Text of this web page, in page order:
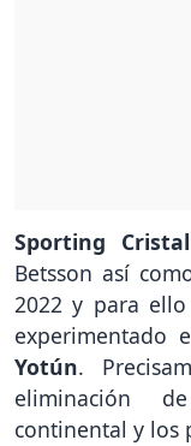
Sporting Cristal
Betsson así
2022 y para
experimentado
Yotún.
eliminación
continental y los